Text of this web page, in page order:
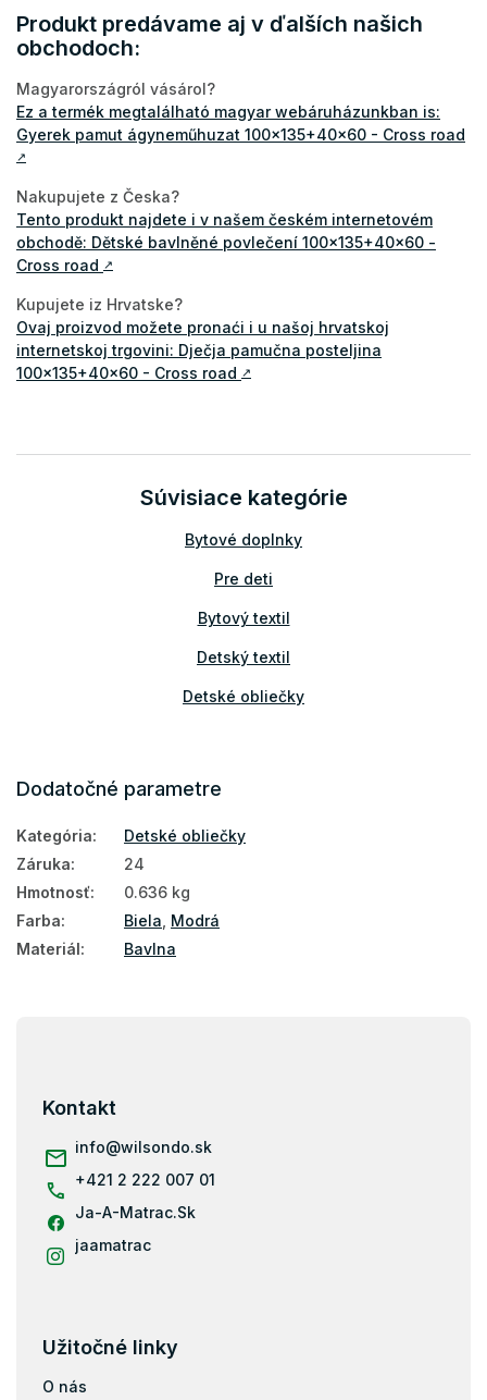
Produkt predávame aj v ďalších našich
obchodoch:
Magyarországról vásárol?
Ez a termék megtalálható magyar webáruházunkban is:
Gyerek pamut ágyneműhuzat 100x135+40x60 - Cross road
↗
Nakupujete z Česka?
Tento produkt najdete i v našem českém internetovém
obchodě: Dětské bavlněné povlečení 100x135+40x60 -
Cross road ↗
Kupujete iz Hrvatske?
Ovaj proizvod možete pronaći i u našoj hrvatskoj
internetskoj trgovini: Dječja pamučna posteljina
100x135+40x60 - Cross road ↗
Súvisiace kategórie
Bytové doplnky
Pre deti
Bytový textil
Detský textil
Detské obliečky
Dodatočné parametre
Kategória:
Detské obliečky
Záruka:
24
Hmotnosť:
0.636 kg
Farba: Biela Modrá
Materiál: Bavlna
Kontakt
info@wilsondo.sk
+421 2 222 007 01
Ja-A-Matrac.Sk
jaamatrac
Užitočné linky
O nás